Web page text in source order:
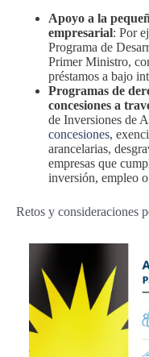
Apoyo a la
empresarial: Por
Programa de
Primer Ministro,
préstamos a bajo
Programas de
concesiones a
de Inversiones de
concesiones,
arancelarias,
empresas que
inversión, empleo
Retos y consideraciones